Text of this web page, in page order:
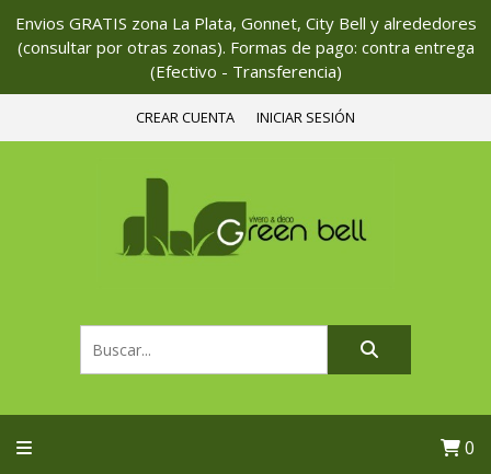
Envios GRATIS zona La Plata, Gonnet, City Bell y alrededores
(consultar por otras zonas). Formas de pago: contra entrega
(Efectivo - Transferencia)
CREAR CUENTA INICIAR SESIÓN
0